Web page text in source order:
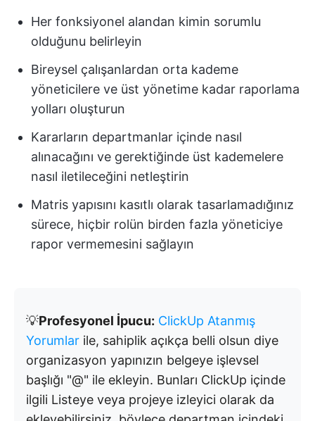
Her fonksiyonel alandan kimin sorumlu
olduğunu belirleyin
Bireysel çalışanlardan orta kademe
yöneticilere ve üst yönetime kadar raporlama
yolları oluşturun
Kararların departmanlar içinde nasıl
alınacağını ve gerektiğinde üst kademelere
nasıl iletileceğini netleştirin
Matris yapısını kasıtlı olarak tasarlamadığınız
sürece, hiçbir rolün birden fazla yöneticiye
rapor vermemesini sağlayın
💡Profesyonel İpucu: ClickUp Atanmış
Yorumlar ile, sahiplik açıkça belli olsun diye
organizasyon yapınızın belgeye işlevsel
başlığı "@" ile ekleyin. Bunları ClickUp içinde
ilgili Listeye veya projeye izleyici olarak da